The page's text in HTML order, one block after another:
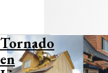
Tornado
en